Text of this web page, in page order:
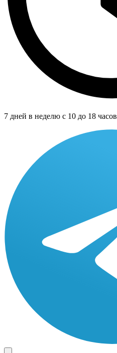
7 дней в неделю с 10 до 18 часов